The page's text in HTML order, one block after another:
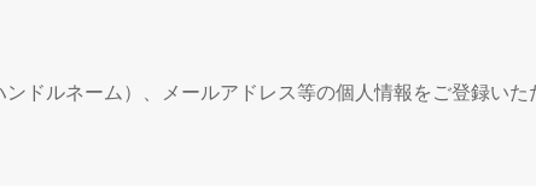
ドルネーム）、メールアドレス等の個人情報をご登録いた